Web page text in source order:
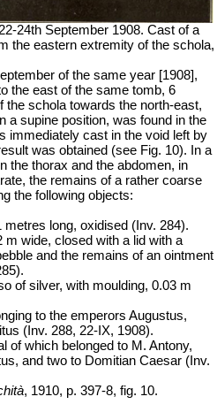
24th September 1908. Cast of a
the eastern extremity of the schola,
of the same year [1908],
the east of the same tomb, 6
the schola towards the north-east,
a supine position, was found in the
immediately cast in the void left by
was obtained (see Fig. 10). In a
the thorax and the abdomen, in
the remains of a rather coarse
the following objects:
long, oxidised (Inv. 284).
m wide, closed with a lid with a
and the remains of an ointment
of silver, with moulding, 0.03 m
to the emperors Augustus,
(Inv. 288, 22-IX, 1908).
of which belonged to M. Antony,
and two to Domitian Caesar (Inv.
, 1910, p. 397-8, fig. 10.